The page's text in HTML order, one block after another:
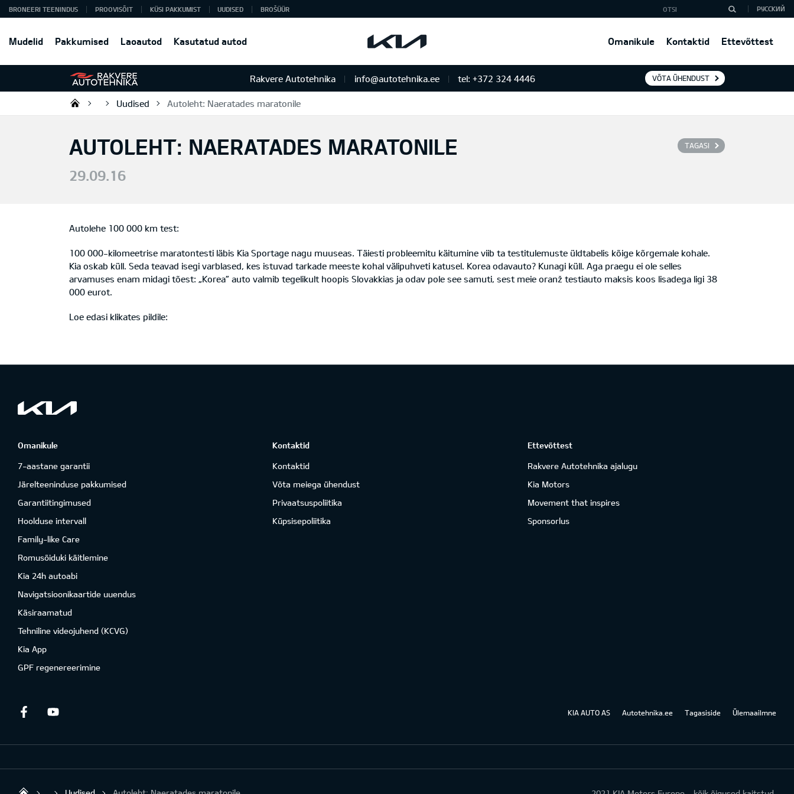
Mudelid Pakkumised Laoautod Kasutatud autod Omanikule Kontaktid Ettevõttest
BRONEERI TEENINDUS PROOVISÕIT KÜSI PAKKUMIST UUDISED BROŠÜÜR РУССКИЙ
Rakvere Autotehnika info@autotehnika.ee tel: +372 324 4446 VÕTA ÜHENDUST
Rakvere Autotehnika
Uudised Autoleht: Naeratades maratonile
TAGASI
AUTOLEHT: NAERATADES MARATONILE
29.09.16
Autolehe 100 000 km test:
100 000-kilomeetrise maratontesti läbis Kia Sportage nagu muuseas. Täiesti probleemitu käitumine viib ta testitulemuste üldtabelis kõige kõrgemale kohale.
Kia oskab küll. Seda teavad isegi varblased, kes istuvad tarkade meeste kohal välipuhveti katusel. Korea odavauto? Kunagi küll. Aga praegu ei ole selles
arvamuses enam midagi tõest: „Korea” auto valmib tegelikult hoopis Slovakkias ja odav pole see samuti, sest meie oranž testiauto maksis koos lisadega ligi 38
000 eurot.
Loe edasi klikates pildile:
Omanikule
7-aastane garantii
Järelteeninduse pakkumised
Garantiitingimused
Hoolduse intervall
Family-like Care
Romusõiduki käitlemine
Kia 24h autoabi
Navigatsioonikaartide uuendus
Käsiraamatud
Tehniline videojuhend (KCVG)
Kia App
GPF regenereerimine
Kontaktid
Kontaktid
Võta meiega ühendust
Privaatsuspoliitika
Küpsisepoliitika
Ettevõttest
Rakvere Autotehnika ajalugu
Kia Motors
Movement that inspires
Sponsorlus
Facebook KIA AUTO AS Autotehnika.ee Tagasiside Ülemaailmne